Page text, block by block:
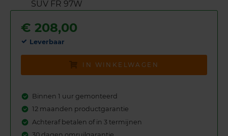
€ 208,00
Leverbaar
IN WINKELWAGEN
Binnen 1 uur gemonteerd
12 maanden productgarantie
Achteraf betalen of in 3 termijnen